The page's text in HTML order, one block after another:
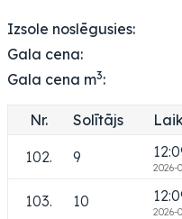
Izsole noslēgusies:
Gala cena:
Gala cena m3:
Nr. Solītājs
99. 10
101. 10
2026-
102. 9
2026-
103. 10
2026-